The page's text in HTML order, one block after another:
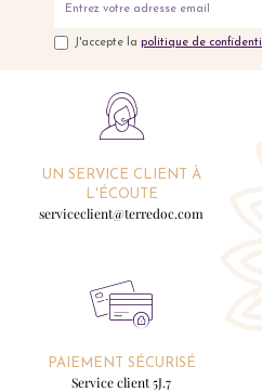
J'accepte la politique de
UN SERVICE CLIENT À
L'ÉCOUTE
serviceclient@terredoc.com
PAIEMENT SÉCURISÉ
Service client 5J.7